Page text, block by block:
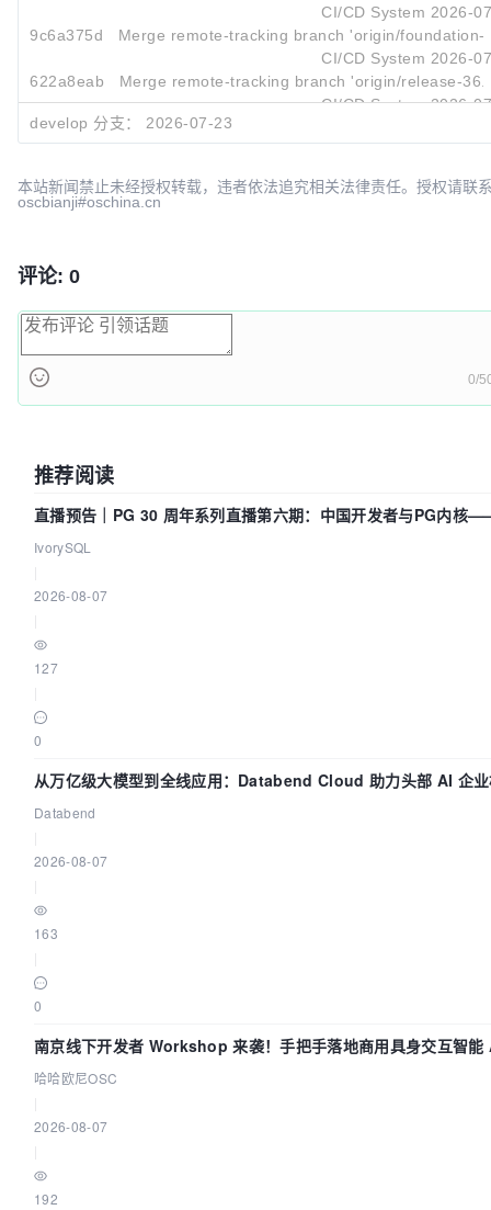
CI/CD System 2026-
9c6a375d
Merge remote-tracking branch 'origin/foundation-
CI/CD System 2026-
622a8eab
Merge remote-tracking branch 'origin/release-
CI/CD System 2026-
develop 分支：
2026-07-23
本站新闻禁止未经授权转载，违者依法追究相关法律责任。授权请联
oscbianji#oschina.cn
评论: 0
0/
推荐阅读
直播预告｜PG 30 周年系列直播第六期：中国开发者与PG内核
得动吗？我们贡献了什么？
IvorySQL
2026-08-07
127
0
从万亿级大模型到全线应用：Databend Cloud 助力头部 AI 企
路 Trace 数据管道
Databend
2026-08-07
163
0
南京线下开发者 Workshop 来袭！手把手落地商用具身交互智
用
哈哈欧尼OSC
2026-08-07
192